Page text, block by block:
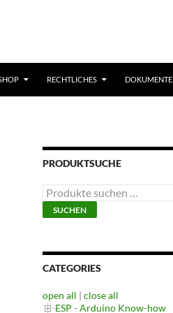
RECHTLICHES DOKUMENTE
PRODUKTSUCHE
Suchen
nach:
SUCHEN
CATEGORIES
open all | close all
ESP - Arduino Know-how